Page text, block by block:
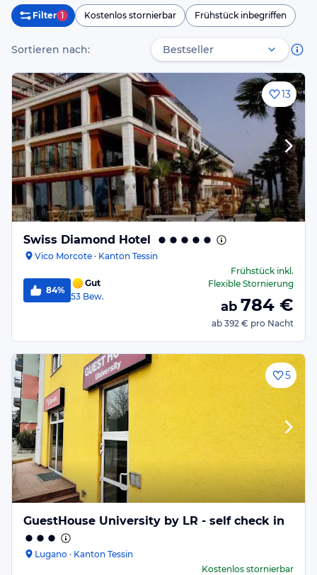
Filter 1 Kostenlos stornierbar Frühstück inbegriffen
Sortieren nach:
13
Swiss Diamond Hotel
Vico Morcote · Kanton Tessin
84%
Gut
53 Bew.
Frühstückinkl.
Flexible Stornierung
ab 784 €
ab 392 € pro Nacht
5
GuestHouse University by LR - self check in
Lugano · Kanton Tessin
Kostenlos stornierbar